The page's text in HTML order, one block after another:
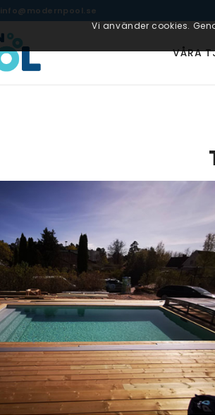
info@modernpool.se
VÅRA
Vi använder cookies.